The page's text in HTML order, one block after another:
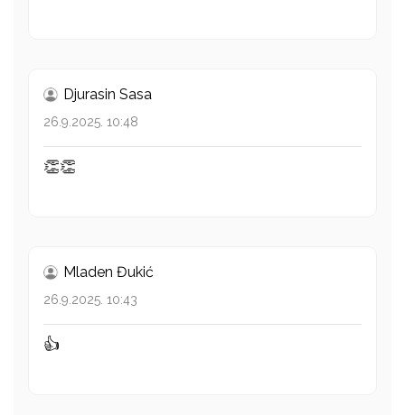
Djurasin Sasa
26.9.2025. 10:48
👏👏
Mladen Đukić
26.9.2025. 10:43
👍